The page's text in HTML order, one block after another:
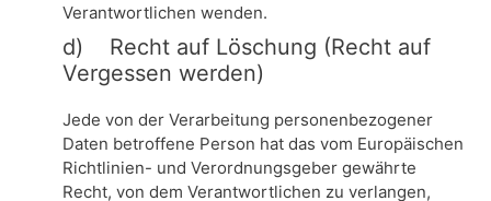
Verantwortlichen wenden.
d) Recht auf Löschung (Recht auf
Vergessen werden)
Jede von der Verarbeitung personenbezogener
Daten betroffene Person hat das vom Europäischen
Richtlinien- und Verordnungsgeber gewährte
Recht, von dem Verantwortlichen zu verlangen,